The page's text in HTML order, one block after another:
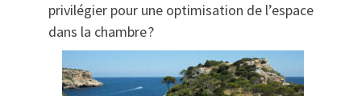
privilégier pour une optimisation de l’espace
dans la chambre ?